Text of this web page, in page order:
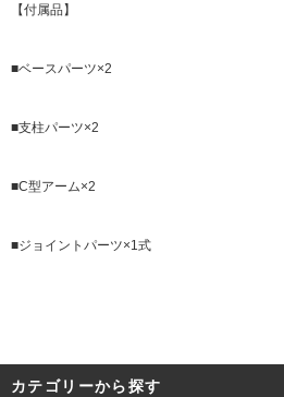
【付属品】
■ベースパーツ×2
■支柱パーツ×2
■C型アーム×2
■ジョイントパーツ×1式
カテゴリーから探す